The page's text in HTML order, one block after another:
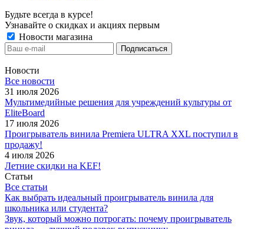
Будьте всегда в курсе!
Узнавайте о скидках и акциях первым
Новости магазина
Новости
Все новости
31 июля 2026
Мультимедийные решения для учреждений культуры от
EliteBoard
17 июля 2026
Проигрыватель винила Premiera ULTRA XXL поступил в
продажу!
4 июля 2026
Летние скидки на KEF!
Статьи
Все статьи
Как выбрать идеальный проигрыватель винила для
школьника или студента?
Звук, который можно потрогать: почему проигрыватель